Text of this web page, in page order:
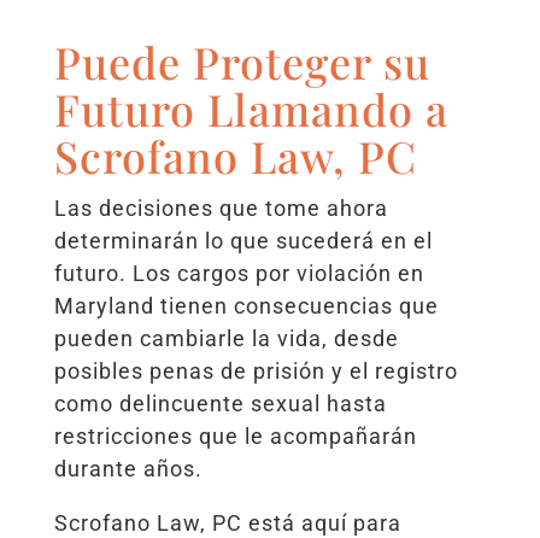
Puede Proteger su
Futuro Llamando a
Scrofano Law, PC
Las decisiones que tome ahora
determinarán lo que sucederá en el
futuro. Los cargos por violación en
Maryland tienen consecuencias que
pueden cambiarle la vida, desde
posibles penas de prisión y el registro
como delincuente sexual hasta
restricciones que le acompañarán
durante años.
Scrofano Law, PC está aquí para